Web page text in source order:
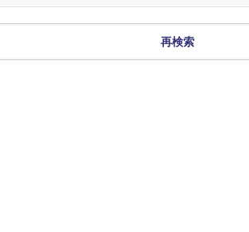
再検索